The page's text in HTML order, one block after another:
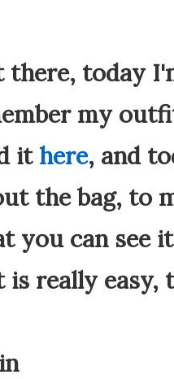
today
my
ithere, and
the bag, to
you can see
is really easy,